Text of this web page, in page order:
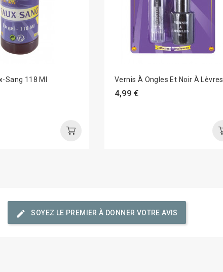
Sang 118 Ml Vernis À Ongles Et Noir À Lèvres
4,99 €
edit SOYEZ LE PREMIER À DONNER VOTRE AVIS